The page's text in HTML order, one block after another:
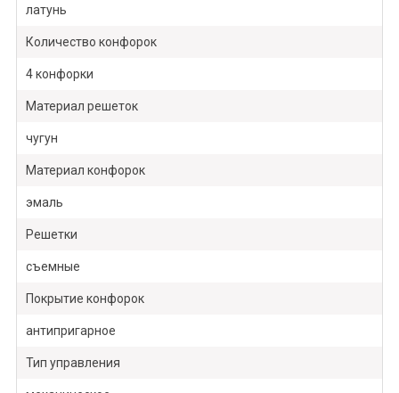
латунь
Количество конфорок
4 конфорки
Материал решеток
чугун
Материал конфорок
эмаль
Решетки
съемные
Покрытие конфорок
антипригарное
Тип управления